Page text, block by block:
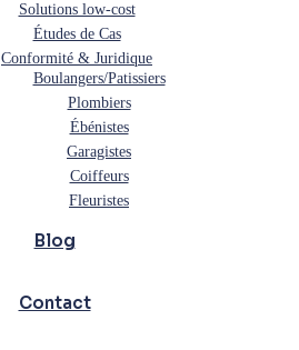
Solutions low-cost
Études de Cas
Conformité & Juridique
Boulangers/Patissiers
Plombiers
Ébénistes
Garagistes
Coiffeurs
Fleuristes
Blog
Contact